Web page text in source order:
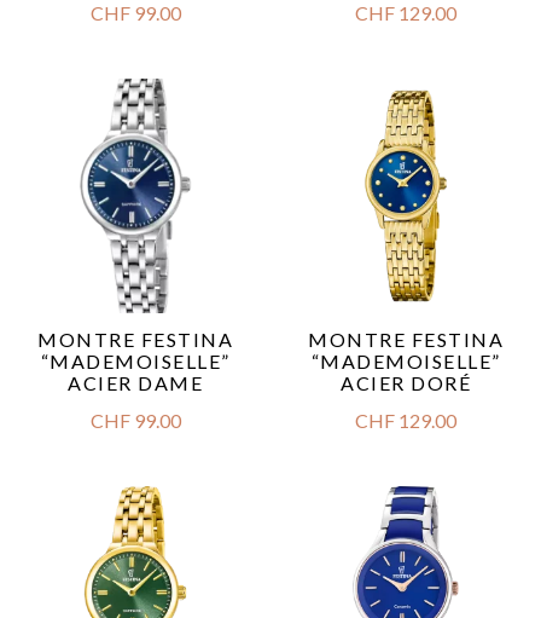
CHF99.00
CHF 129.00
MONTRE FESTINA
“MADEMOISELLE”
ACIER DAME
CHF99.00
MONTRE FESTINA
“MADEMOISELLE”
ACIER DORÉ
CHF 129.00